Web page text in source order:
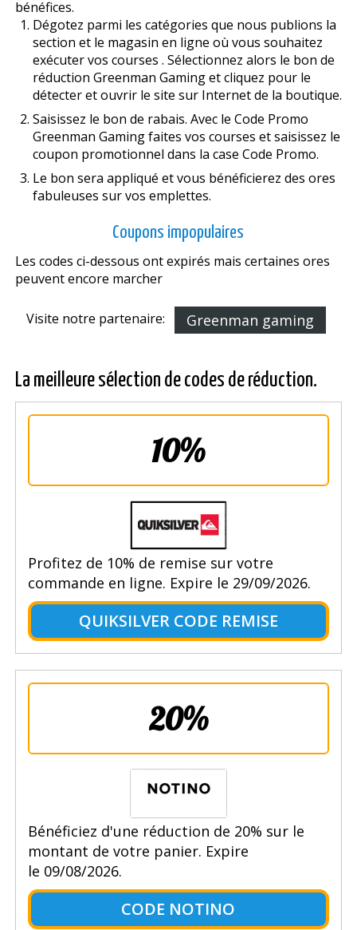
bénéfices.
Dégotez parmi les catégories que nous publions la
section et le magasin en ligne où vous souhaitez
exécuter vos courses . Sélectionnez alors le bon de
réduction Greenman Gaming et cliquez pour le
détecter et ouvrir le site sur Internet de la boutique.
Saisissez le bon de rabais. Avec le Code Promo
Greenman Gaming faites vos courses et saisissez le
coupon promotionnel dans la case Code Promo.
Le bon sera appliqué et vous bénéficierez des offres
fabuleuses sur vos emplettes.
Coupons impopulaires
Les codes ci-dessous ont expirés mais certaines offres
peuvent encore marcher
Visite notre partenaire: Greenman gaming
La meilleure sélection de codes de réduction.
10%
Profitez de 10% de remise sur votre
commande en ligne. Expire le 29/09/2026.
QUIKSILVER CODE REMISE
20%
Bénéficiez d'une réduction de 20% sur le
montant de votre panier. Expire
le 09/08/2026.
CODE NOTINO